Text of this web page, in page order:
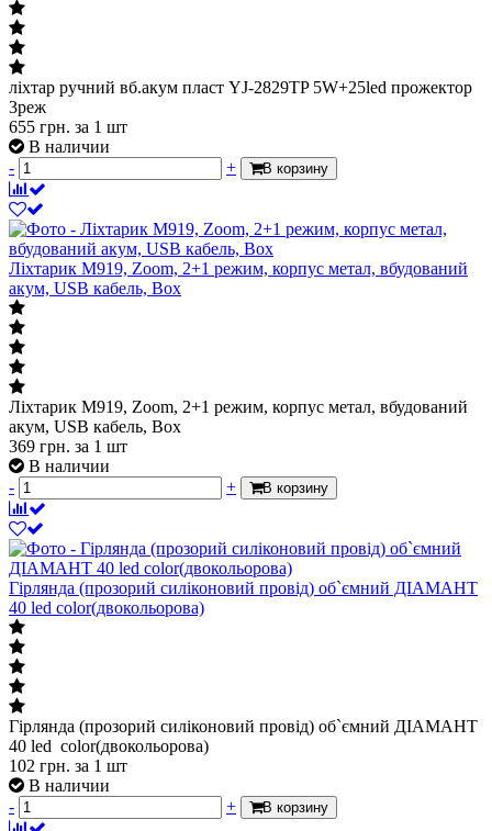
ліхтар ручний вб.акум пласт YJ-2829TP 5W+25led прожектор
3реж
655 грн. за 1 шт
В наличии
-
+ В корзину
Ліхтарик M919, Zoom, 2+1 режим, корпус метал, вбудований
акум, USB кабель, Box
Ліхтарик M919, Zoom, 2+1 режим, корпус метал, вбудований
акум, USB кабель, Box
369 грн. за 1 шт
В наличии
-
+ В корзину
Гірлянда (прозорий силіконовий провід) об`ємний ДІАМАНТ
40 led color(двокольорова)
Гірлянда (прозорий силіконовий провід) об`ємний ДІАМАНТ
40 led color(двокольорова)
102 грн. за 1 шт
В наличии
-
+ В корзину